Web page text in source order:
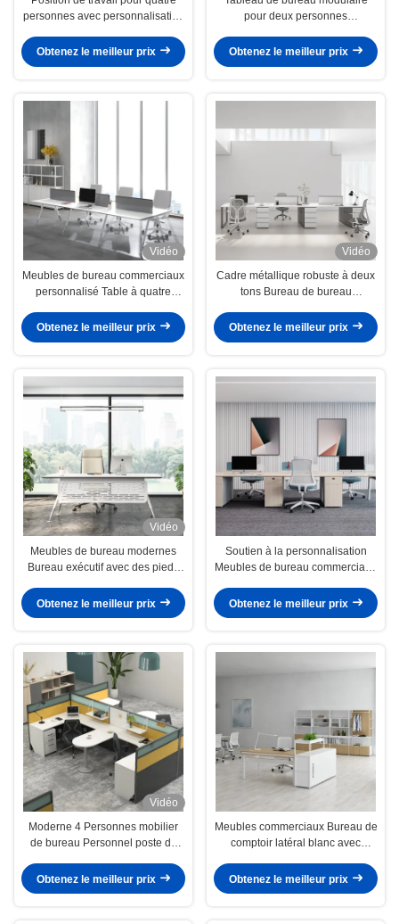
personnes avec personnalisation
Obtenez le meilleur prix
pour deux personnes
personnalisation Fonction
extensible et trois tiroirs Aucune
Obtenez le meilleur prix
Vidéo
Meubles de bureau commerciaux
personnalisé Table à quatre
personnalisable Finition blanche
Obtenez le meilleur prix
Vidéo
Cadre métallique robuste à deux
tons Bureau de bureau
de charge importante
Obtenez le meilleur prix
Vidéo
Meubles de bureau modernes
Bureau exécutif avec des pieds
support personnalisation
Obtenez le meilleur prix
Soutien à la personnalisation
Meubles de bureau commerciaux
quatre personnes avec écran
séparé et armoires de dossiers
Obtenez le meilleur prix
Vidéo
Moderne 4 Personnes mobilier
de bureau Personnel poste de
de jambe de métal
personnalisation
Obtenez le meilleur prix
Meubles commerciaux Bureau de
comptoir latéral blanc avec
Obtenez le meilleur prix